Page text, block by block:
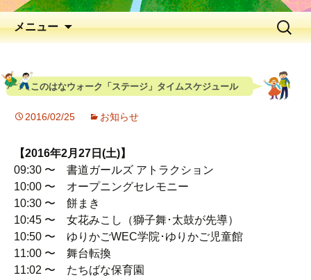
メニュー
このはなウォーク「ステージ」タイムスケジュール
2016/02/25 お知らせ
【2016年2月27日(土)】
09:30 〜 書道ガールズ アトラクション
10:00 〜 オープニングセレモニー
10:30 〜 餅まき
10:45 〜 女花みこし（獅子舞･太鼓が先導）
10:50 〜 ゆりかごWEC学院･ゆりかご児童館
11:00 〜 舞台転換
11:02 〜 たちばな保育園